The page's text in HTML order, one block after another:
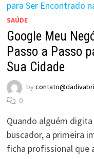
SAÚDE
Google Meu
Passo a Passo
Sua Cidade
by
0
Quando alguém
buscador, a primeira
ficha profissional que